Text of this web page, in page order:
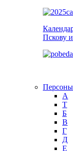
Пскову
Персоны
А
T
Б
В
Г
Д
Е